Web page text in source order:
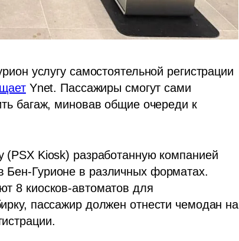
услугу самостоятельной регистрации
Ynet. Пассажиры смогут сами
багаж, миновав общие очереди к
(PSX Kiosk) разработанную компанией
Бен-Гурионе в различных форматах.
8 киосков-автоматов для
пассажир должен отнести чемодан на